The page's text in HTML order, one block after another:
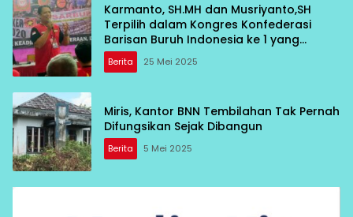
Karmanto, SH.MH dan Musriyanto,SH
Terpilih dalam Kongres Konfederasi
Barisan Buruh Indonesia ke 1 yang
diadakan di Sekretariat F-SEDAR Bekasi
Berita 25 Mei 2025
Miris, Kantor BNN Tembilahan Tak Pernah
Difungsikan Sejak Dibangun
Berita 5 Mei 2025